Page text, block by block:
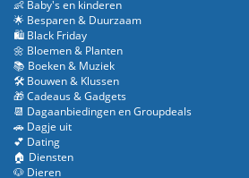
👶 Baby's en kinderen
🌟 Besparen & Duurzaam
🛍️ Black Friday
🌼 Bloemen & Planten
📚 Boeken & Muziek
🛠️ Bouwen & Klussen
🎁 Cadeaus & Gadgets
📆 Dagaanbiedingen en Groupdeals
🚗 Dagje uit
💕 Dating
🏠 Diensten
🐶 Dieren